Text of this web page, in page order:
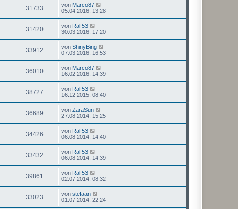
31733 von Marco87
05.04.2016, 13:28
31420 von Ralf53
30.03.2016, 17:20
33912 von ShinyBing
07.03.2016, 16:53
36010 von Marco87
16.02.2016, 14:39
38727 von Ralf53
16.12.2015, 08:40
36689 von ZaraSun
27.08.2014, 15:25
34426 von Ralf53
06.08.2014, 14:40
33432 von Ralf53
06.08.2014, 14:39
39861 von Ralf53
02.07.2014, 08:32
33023 von stefaan
01.07.2014, 22:24